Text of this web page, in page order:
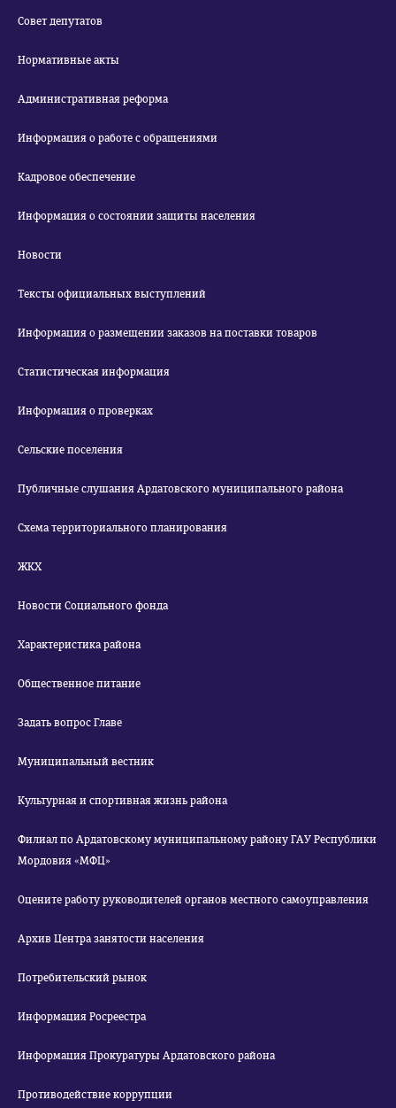
Совет депутатов
Нормативные акты
Административная реформа
Информация о работе с обращениями
Кадровое обеспечение
Информация о состоянии защиты населения
Новости
Тексты официальных выступлений
Информация о размещении заказов на поставки товаров
Статистическая информация
Информация о проверках
Сельские поселения
Публичные слушания Ардатовского муниципального района
Схема территориального планирования
ЖКХ
Новости Социального фонда
Характеристика района
Общественное питание
Задать вопрос Главе
Муниципальный вестник
Культурная и спортивная жизнь района
Филиал по Ардатовскому муниципальному району ГАУ Республики
Мордовия «МФЦ»
Оцените работу руководителей органов местного самоуправления
Архив Центра занятости населения
Потребительский рынок
Информация Росреестра
Информация Прокуратуры Ардатовского района
Противодействие коррупции